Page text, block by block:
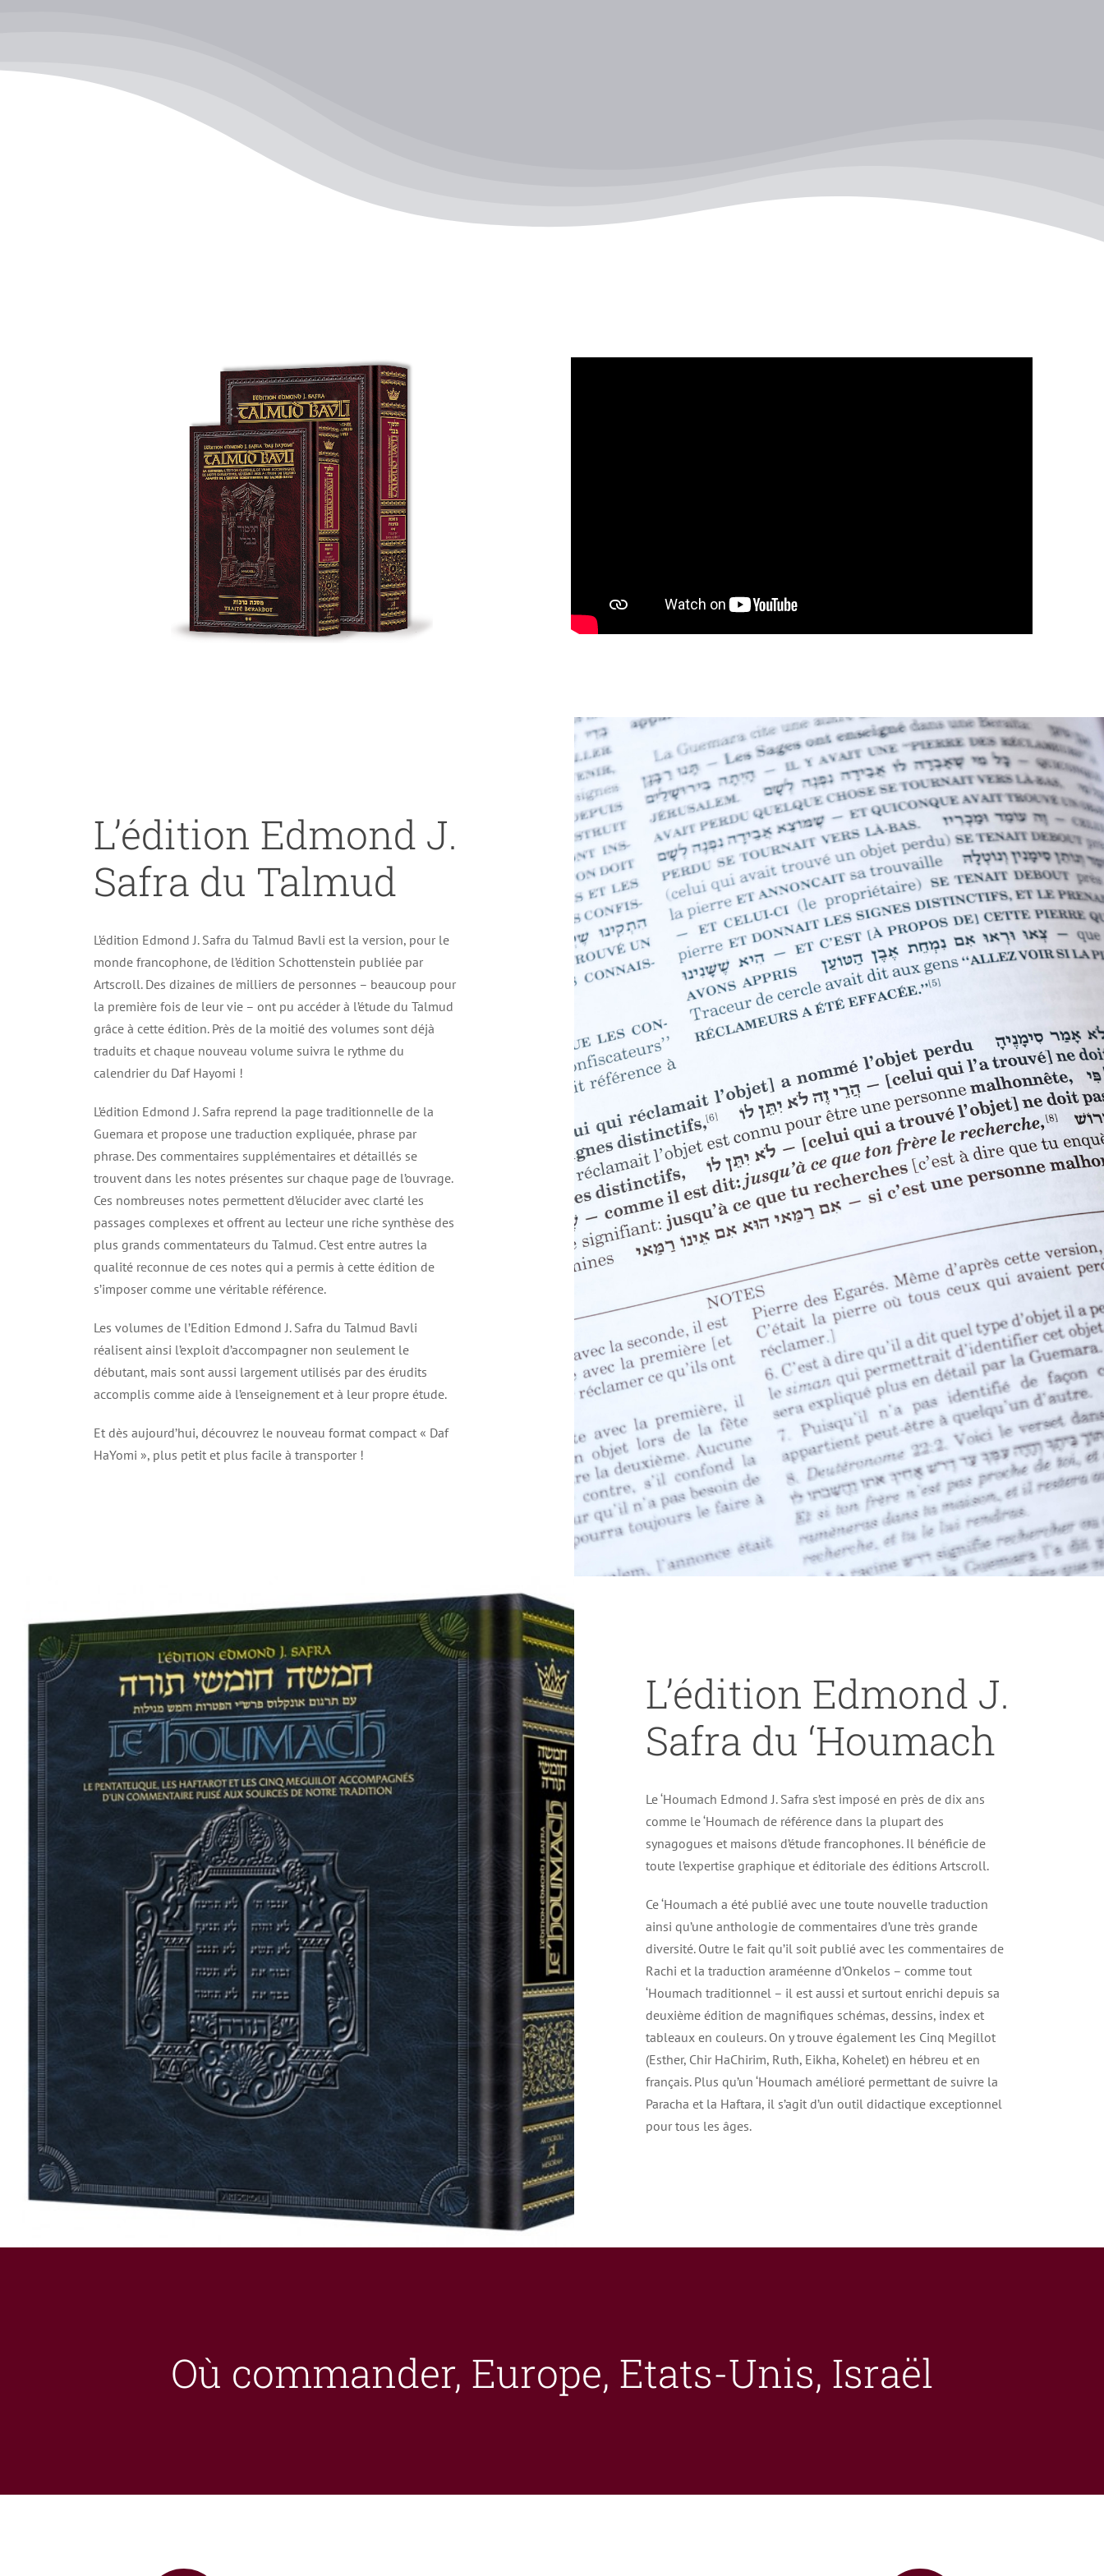
L’édition Edmond J.
Safra du Talmud
L’édition Edmond J. Safra du Talmud Bavli est la version, pour le
monde francophone, de l’édition Schottenstein publiée par
Artscroll. Des dizaines de milliers de personnes – beaucoup pour
la première fois de leur vie – ont pu accéder à l’étude du Talmud
grâce à cette édition. Près de la moitié des volumes sont déjà
traduits et chaque nouveau volume suivra le rythme du
calendrier du Daf Hayomi !
L’édition Edmond J. Safra reprend la page traditionnelle de la
Guemara et propose une traduction expliquée, phrase par
phrase. Des commentaires supplémentaires et détaillés se
trouvent dans les notes présentes sur chaque page de l’ouvrage.
Ces nombreuses notes permettent d’élucider avec clarté les
passages complexes et offrent au lecteur une riche synthèse des
plus grands commentateurs du Talmud. C’est entre autres la
qualité reconnue de ces notes qui a permis à cette édition de
s’imposer comme une véritable référence.
Les volumes de l’Edition Edmond J. Safra du Talmud Bavli
réalisent ainsi l’exploit d’accompagner non seulement le
débutant, mais sont aussi largement utilisés par des érudits
accomplis comme aide à l’enseignement et à leur propre étude.
Et dès aujourd’hui, découvrez le nouveau format compact « Daf
HaYomi », plus petit et plus facile à transporter !
L’édition Edmond J.
Safra du ‘Houmach
Le ‘Houmach Edmond J. Safra s’est imposé en près de dix ans
comme le ‘Houmach de référence dans la plupart des
synagogues et maisons d’étude francophones. Il bénéficie de
toute l’expertise graphique et éditoriale des éditions Artscroll.
Ce ‘Houmach a été publié avec une toute nouvelle traduction
ainsi qu’une anthologie de commentaires d’une très grande
diversité. Outre le fait qu’il soit publié avec les commentaires de
Rachi et la traduction araméenne d’Onkelos – comme tout
‘Houmach traditionnel – il est aussi et surtout enrichi depuis sa
deuxième édition de magnifiques schémas, dessins, index et
tableaux en couleurs. On y trouve également les Cinq Megillot
(Esther, Chir HaChirim, Ruth, Eikha, Kohelet) en hébreu et en
français. Plus qu’un ‘Houmach amélioré permettant de suivre la
Paracha et la Haftara, il s’agit d’un outil didactique exceptionnel
pour tous les âges.
Où commander, Europe, Etats-Unis, Israël